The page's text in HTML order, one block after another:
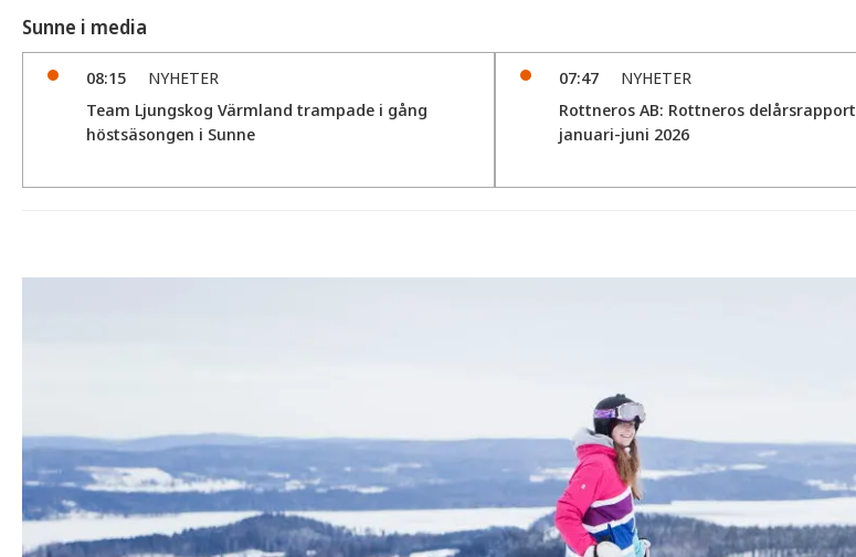
Sunne i media
08:15
NYHETER
Team Ljungskog Värmland trampade i gång
höstsäsongen i Sunne
07:47
NYHETER
Rottneros AB: Rottneros delårsrapport
januari-juni 2026